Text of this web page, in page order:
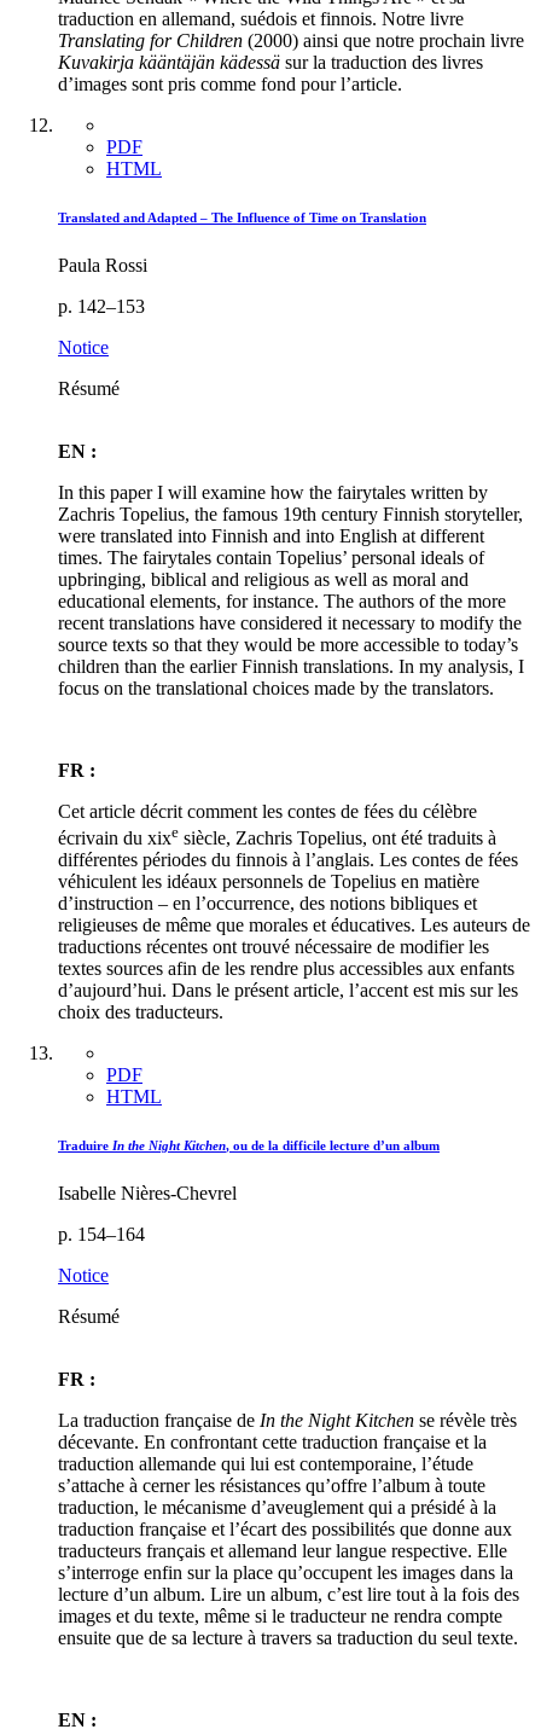
traduction en allemand, suédois et finnois. Notre livre
Translating for Children (2000) ainsi que notre prochain livre
Kuvakirja kääntäjän kädessä sur la traduction des livres
d’images sont pris comme fond pour l’article.
PDF
HTML
Translated and Adapted – The Influence of Time on Translation
Paula Rossi
p. 142–153
Notice
Résumé
EN :
In this paper I will examine how the fairytales written by
Zachris Topelius, the famous 19th century Finnish storyteller,
were translated into Finnish and into English at different
times. The fairytales contain Topelius’ personal ideals of
upbringing, biblical and religious as well as moral and
educational elements, for instance. The authors of the more
recent translations have considered it necessary to modify the
source texts so that they would be more accessible to today’s
children than the earlier Finnish translations. In my analysis, I
focus on the translational choices made by the translators.
FR :
Cet article décrit comment les contes de fées du célèbre
écrivain du xixe siècle, Zachris Topelius, ont été traduits à
différentes périodes du finnois à l’anglais. Les contes de fées
véhiculent les idéaux personnels de Topelius en matière
d’instruction – en l’occurrence, des notions bibliques et
religieuses de même que morales et éducatives. Les auteurs de
traductions récentes ont trouvé nécessaire de modifier les
textes sources afin de les rendre plus accessibles aux enfants
d’aujourd’hui. Dans le présent article, l’accent est mis sur les
choix des traducteurs.
PDF
HTML
Traduire In the Night Kitchen, ou de la difficile lecture d’un album
Isabelle Nières-Chevrel
p. 154–164
Notice
Résumé
FR :
La traduction française de In the Night Kitchen se révèle très
décevante. En confrontant cette traduction française et la
traduction allemande qui lui est contemporaine, l’étude
s’attache à cerner les résistances qu’offre l’album à toute
traduction, le mécanisme d’aveuglement qui a présidé à la
traduction française et l’écart des possibilités que donne aux
traducteurs français et allemand leur langue respective. Elle
s’interroge enfin sur la place qu’occupent les images dans la
lecture d’un album. Lire un album, c’est lire tout à la fois des
images et du texte, même si le traducteur ne rendra compte
ensuite que de sa lecture à travers sa traduction du seul texte.
EN :